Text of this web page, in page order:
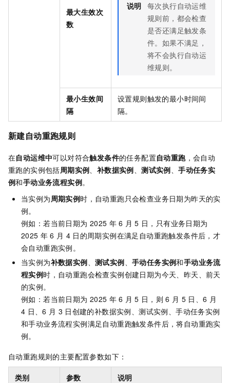
最大生效次
数
说明 每次执行自动运维
规则前，都会检查
是否还满足触发条
件。如果不满足，
将不会执行自动运
维规则。
最小生效间
隔
设置规则触发的最小时间间
隔。
新建自动重跑规则
在自动运维中可以对符合触发条件的任务配置自动重跑，会自动
重跑的实例包括周期实例 补数据实例 、测试实例 、手动任务实
例和手动业务流程实例。
当实例为周期实例时，自动重跑只会检查业务日期为昨天的实
例。
例如：若当前日期为 2025 年 6 月 5 日，只有业务日期为
2025 年 6 月 4 日的周期实例在满足自动重跑触发条件后，才
会自动重跑实例。
当实例为补数据实例 、测试实例 、手动任务实例和手动业务流
程实例时，自动重跑会检查实例创建日期为今天、昨天、前天
的实例。
例如：若当前日期为 2025 年 6 月 5 日，则 6 月 5 日、6 月
4 日、6 月 3 日创建的补数据实例、测试实例、手动任务实例
和手动业务流程实例满足自动重跑触发条件后，将自动重跑实
例。
自动重跑规则的主要配置参数如下：
类别 参数 说明